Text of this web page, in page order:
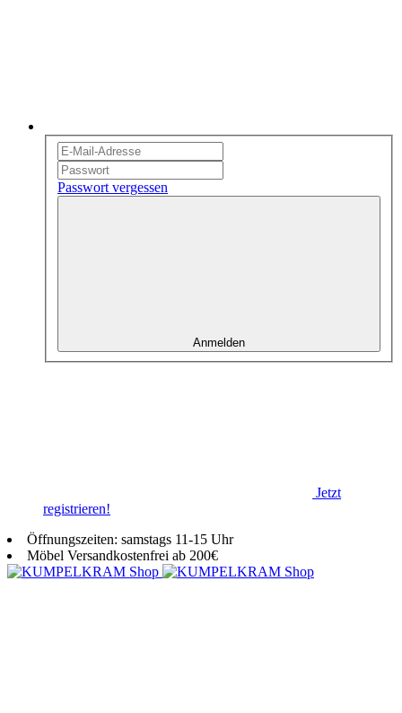
Passwort vergessen
Anmelden
Jetzt
registrieren!
Öffnungszeiten: samstags 11-15 Uhr
Möbel Versandkostenfrei ab 200€